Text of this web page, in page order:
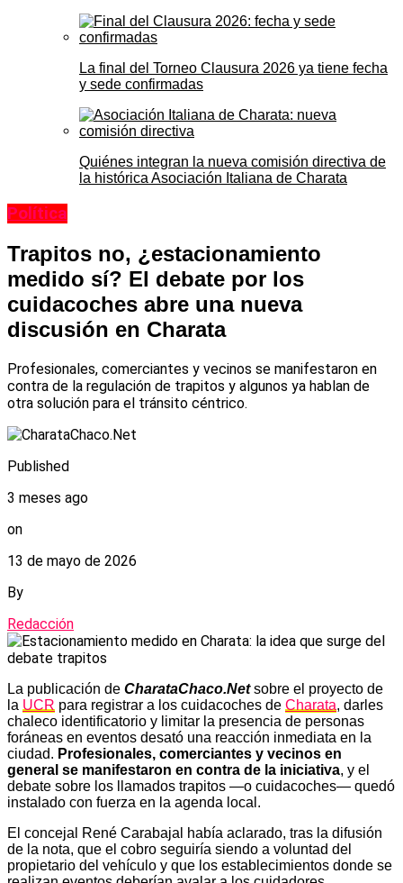
La final del Torneo Clausura 2026 ya tiene fecha
y sede confirmadas
Quiénes integran la nueva comisión directiva de
la histórica Asociación Italiana de Charata
Política
Trapitos no, ¿estacionamiento
medido sí? El debate por los
cuidacoches abre una nueva
discusión en Charata
Profesionales, comerciantes y vecinos se manifestaron en
contra de la regulación de trapitos y algunos ya hablan de
otra solución para el tránsito céntrico.
Published
3 meses ago
on
13 de mayo de 2026
By
Redacción
La publicación de CharataChaco.Netsobre el proyecto de
la UCR para registrar a los cuidacoches de Charata, darles
chaleco identificatorio y limitar la presencia de personas
foráneas en eventos desató una reacción inmediata en la
ciudad. Profesionales, comerciantes y vecinos en
general se manifestaron en contra de la iniciativa, y el
debate sobre los llamados trapitos —o cuidacoches— quedó
instalado con fuerza en la agenda local.
El concejal René Carabajal había aclarado, tras la difusión
de la nota, que el cobro seguiría siendo a voluntad del
propietario del vehículo y que los establecimientos donde se